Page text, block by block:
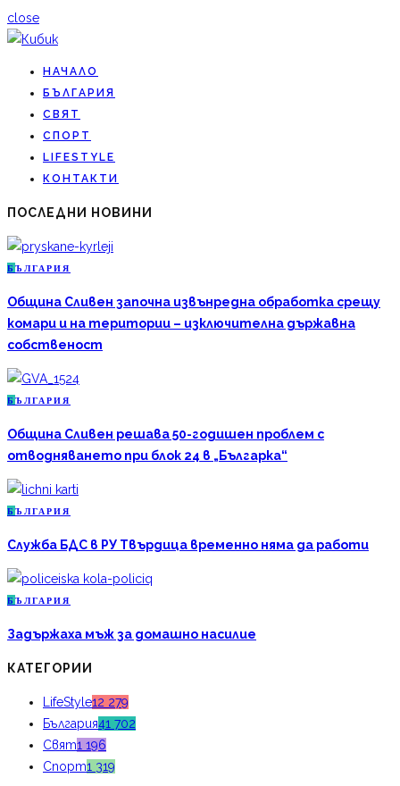
close
НАЧАЛО
БЪЛГАРИЯ
СВЯТ
СПОРТ
LIFESTYLE
КОНТАКТИ
ПОСЛЕДНИ НОВИНИ
Б ЪЛГАРИЯ
Община Сливен започна извънредна обработка срещу
комари и на територии – изключителна държавна
собственост
Б ЪЛГАРИЯ
Община Сливен решава 50-годишен проблем с
отводняването при блок 24 в „Българка“
Б ЪЛГАРИЯ
Служба БДС в РУ Твърдица временно няма да работи
Б ЪЛГАРИЯ
Задържаха мъж за домашно насилие
КАТЕГОРИИ
LifeStyle12 279
България41 702
Свят1 196
Спорт1 319